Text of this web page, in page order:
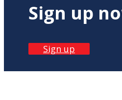
Sign up
Sign up